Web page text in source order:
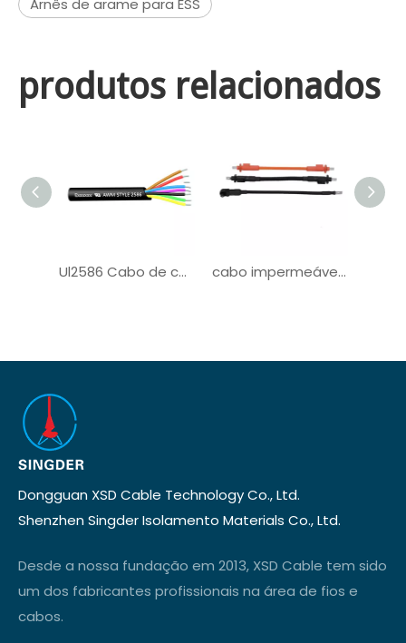
Arnês de arame para ESS
produtos relacionados
Ul2586 Cabo de condutores múltiplos para sistema solar cabo impermeável do conjunto do armazenamento de energia do conector de 8mm 10mm
Dongguan XSD Cable Technology Co., Ltd.
Shenzhen Singder Isolamento Materials Co., Ltd.
Desde a nossa fundação em 2013, XSD Cable tem sido
um dos fabricantes profissionais na área de fios e
cabos.